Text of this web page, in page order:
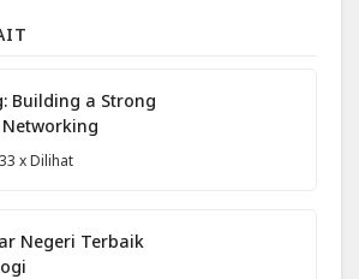
Building a Strong
x Dilihat
Negeri Terbaik